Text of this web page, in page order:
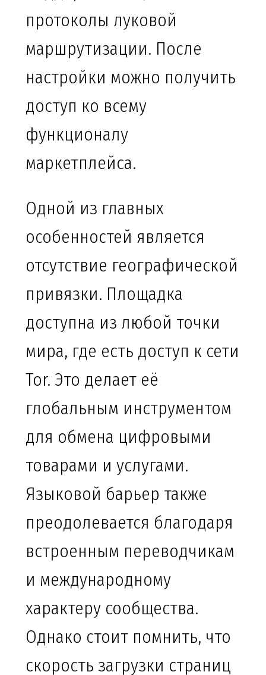
протоколы луковой
маршрутизации. После
настройки можно получить
доступ ко всему
функционалу
маркетплейса.
Одной из главных
особенностей является
отсутствие географической
привязки. Площадка
доступна из любой точки
мира, где есть доступ к сети
Tor. Это делает её
глобальным инструментом
для обмена цифровыми
товарами и услугами.
Языковой барьер также
преодолевается благодаря
встроенным переводчикам
и международному
характеру сообщества.
Однако стоит помнить, что
скорость загрузки страниц